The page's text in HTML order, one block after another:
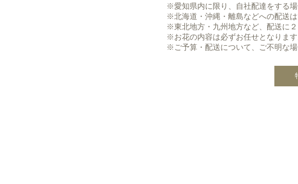
※愛知県内に限り、自社配達をする場
※北海道・沖縄・離島などへの配送は
※東北地方・九州地方など、配送に
※お花の内容は必ずお任せとなります
※ご予算・配送について、ご不明な場